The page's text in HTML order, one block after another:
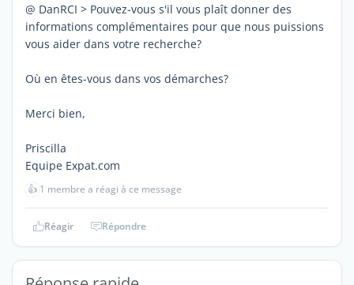
@ DanRCI > Pouvez-vous s'il vous plaît donner des
informations complémentaires pour que nous puissions
vous aider dans votre recherche?
Où en êtes-vous dans vos démarches?
Merci bien,
Priscilla
Equipe Expat.com
👍 1 membre a réagi à ce message
Réagir Répondre